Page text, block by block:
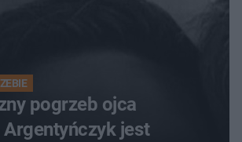
pogrzeb ojca
jest